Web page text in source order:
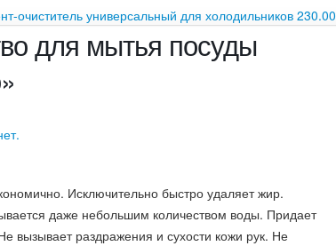
очиститель универсальный для холодильников 230.00
для мытья посуды
Исключительно быстро удаляет жир.
даже небольшим количеством воды. Придает
вызывает раздражения и сухости кожи рук. Не